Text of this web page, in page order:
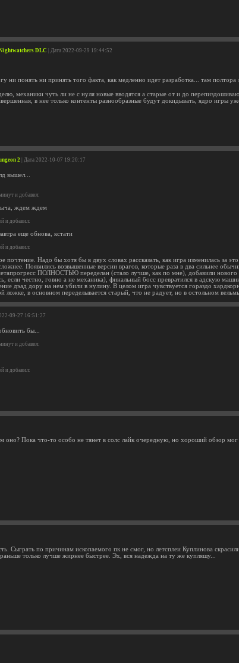
DLC | Дата 2022-09-29 19:44:52
ни понять ни принять того факта, как медленно идет разработка... там полтора
механики чуть ли не с нуля новые вводятся а старые от и до
в нее только контенты разнообразные будут докидывать, ядро игры
2 | Дата 2022-10-07 19:20:17
вышел...
и добавил:
ждем ждем
и добавил:
еще обнова, кстати
и добавил:
почтение. Надо бы хотя бы в двух словах рассказать, как игра изменилась за
Появились возвышенные версии врагов, которые раза в два сильнее
ПОЛНОСТЬЮ переделан (стало лучше, как по мне), добавили нового
если честно, говно а не механика), финальный босс превратился в адскую
дэад дору на нем убили в нулину. В целом игра чувствуется гораздо
ложке, в основном переделывается старый, что не радует, но в остольном
09-27 16:51:27
бы...
и добавил:
и добавил:
оно? Пока что-то особо не тянет в солс лайк очередную, но хороший обзор
Сыграть по причинам ископаемого пк не смог, но летсплеи Куплинова
только лучше жирнее быстрее. Эх, вся надежда на ту же купляшу...